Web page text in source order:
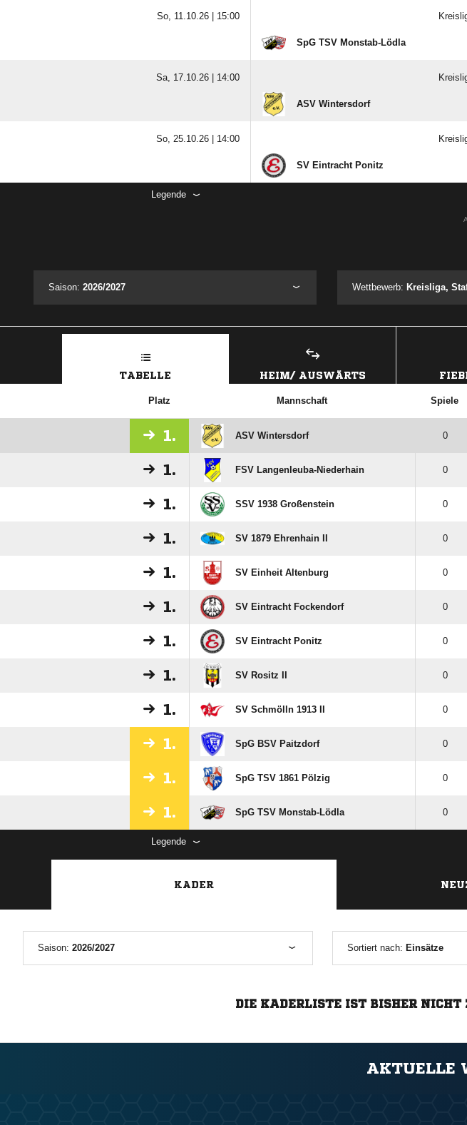
So, 11.10.26 | 15:00
SpG TSV Monstab-Lödla
Sa, 17.10.26 | 14:00
ASV Wintersdorf
So, 25.10.26 | 14:00
SV Eintracht Ponitz
Legende
Saison: 2026/2027 Wettbewerb: Kreisliga,
TABELLE HEIM/ AUSWÄRTS
Platz Mannschaft Spiele
1. ASV Wintersdorf 0
1. FSV Langenleuba-Niederhain 0
1. SSV 1938 Großenstein 0
1. SV 1879 Ehrenhain II 0
1. SV Einheit Altenburg 0
1. SV Eintracht Fockendorf 0
1. SV Eintracht Ponitz 0
1. SV Rositz II 0
1. SV Schmölln 1913 II 0
1. SpG BSV Paitzdorf 0
1. SpG TSV 1861 Pölzig 0
1. SpG TSV Monstab-Lödla 0
Legende
KADER
Saison: 2026/2027 Sortiert nach: Einsätze
DIE KADERLISTE IST BISHER NICHT
AKTUELLE